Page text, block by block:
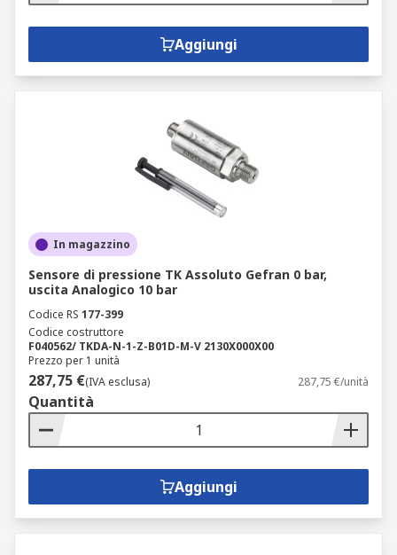
Aggiungi
In magazzino
Sensore di pressione TK Assoluto Gefran 0 bar,
uscita Analogico 10 bar
Codice RS 177-399
Codice costruttore
F040562/ TKDA-N-1-Z-B01D-M-V 2130X000X00
Prezzo per 1 unità
287,75 €(IVA esclusa) 287,75 €/unità
Quantità
Aggiungi